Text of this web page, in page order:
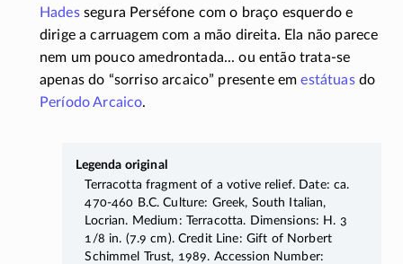
Hadessegura Perséfone com o braço esquerdo e
dirige a carruagem com a mão direita. Ela não parece
nem um pouco amedrontada... ou então trata-se
apenas do “sorriso arcaico” presente emestátuasdo
Período Arcaico.
Legenda original
Terracotta fragment of a votive relief. Date: ca.
470-460 B.C. Culture: Greek, South Italian,
Locrian. Medium: Terracotta. Dimensions: H. 3
1/8 in. (7.9 cm). Credit Line: Gift of Norbert
Schimmel Trust, 1989. Accession Number: